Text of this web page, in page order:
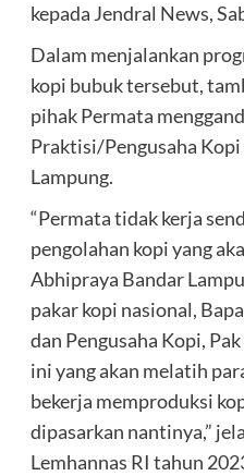
kepada Jendral News,
Dalam menjalankan
kopi bubuk tersebut,
pihak Permata
Praktisi/Pengusaha Kopi
Lampung.
“Permata tidak kerja
pengolahan kopi yang
Abhipraya Bandar
pakar kopi nasional,
dan Pengusaha Kopi,
ini yang akan melatih
bekerja memproduksi
dipasarkan nantinya,”
Lemhannas RI tahun